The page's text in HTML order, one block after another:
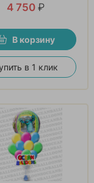
4 750 ₽
В корзину
в 1 клик